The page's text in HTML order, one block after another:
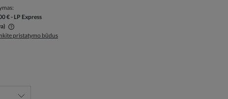
€- LP Express
pristatymo būdus